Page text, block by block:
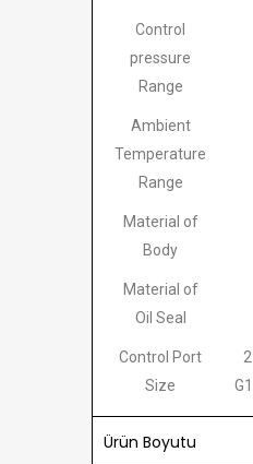
Control
pressure
Range
Ambient
Temperature
Range
Material of
Body
Material of
Oil Seal
Control Port
Size
Ürün Boyutu